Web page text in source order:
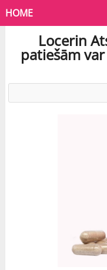
HOME
Locerin
patiešām